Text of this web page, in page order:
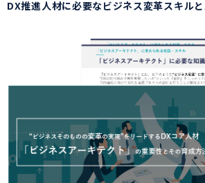
DX推進人材に必要なビジネス変革スキル